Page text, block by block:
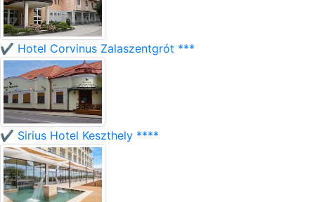
✔️ Hotel Corvinus Zalaszentgrót ***
✔️ Sirius Hotel Keszthely ****